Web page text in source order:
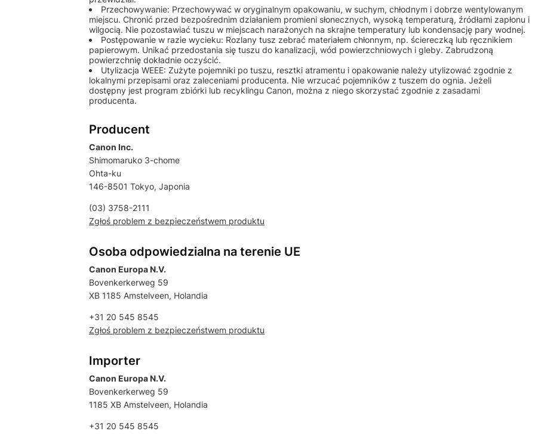
Przechowywanie: Przechowywać w oryginalnym opakowaniu, w suchym, chłodnym i dobrze wentylowanym
miejscu. Chronić przed bezpośrednim działaniem promieni słonecznych, wysoką temperaturą, źródłami zapłonu i
wilgocią. Nie pozostawiać tuszu w miejscach narażonych na skrajne temperatury lub kondensację pary wodnej.
Postępowanie w razie wycieku: Rozlany tusz zebrać materiałem chłonnym, np. ściereczką lub ręcznikiem
papierowym. Unikać przedostania się tuszu do kanalizacji, wód powierzchniowych i gleby. Zabrudzoną
powierzchnię dokładnie oczyścić.
Utylizacja WEEE: Zużyte pojemniki po tuszu, resztki atramentu i opakowanie należy utylizować zgodnie z
lokalnymi przepisami oraz zaleceniami producenta. Nie wrzucać pojemników z tuszem do ognia. Jeżeli
dostępny jest program zbiórki lub recyklingu Canon, można z niego skorzystać zgodnie z zasadami
producenta.
Producent
Canon Inc.
Shimomaruko 3-chome
Ohta-ku
146-8501 Tokyo, Japonia
(03) 3758-2111
Zgłoś problem z bezpieczeństwem produktu
Osoba odpowiedzialna na terenie UE
Canon Europa N.V.
Bovenkerkerweg 59
XB 1185 Amstelveen, Holandia
+31 20 545 8545
Zgłoś problem z bezpieczeństwem produktu
Importer
Canon Europa N.V.
Bovenkerkerweg 59
1185 XB Amstelveen, Holandia
+31 20 545 8545